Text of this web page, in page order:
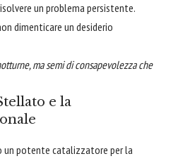
un problema persistente.
dimenticare un desiderio
ma semi di consapevolezza che
e la
un potente catalizzatore per la